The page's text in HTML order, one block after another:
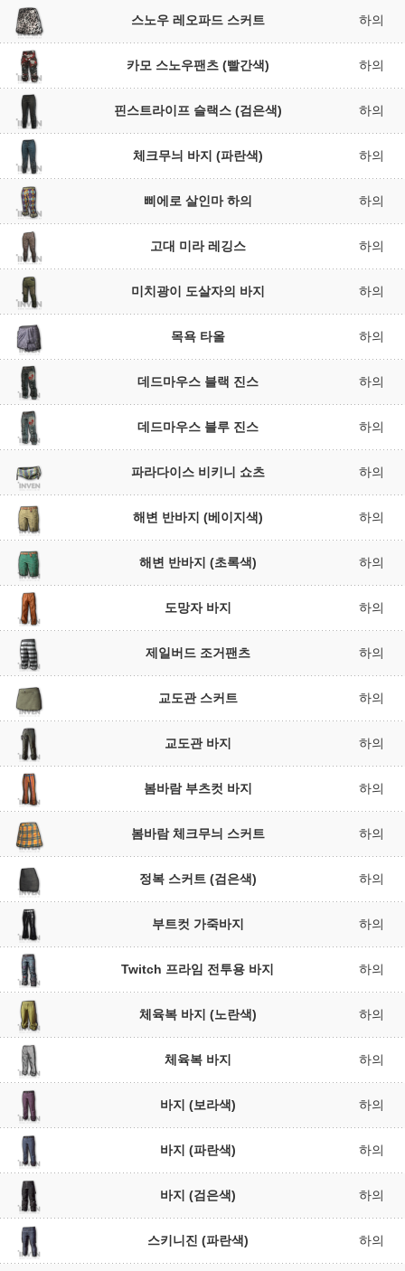
스노우 레오파드 스커트 하의
카모 스노우팬츠 (빨간색) 하의
핀스트라이프 슬랙스 (검은색) 하의
체크무늬 바지 (파란색) 하의
삐에로 살인마 하의 하의
고대 미라 레깅스 하의
미치광이 도살자의 바지 하의
목욕 타올 하의
데드마우스 블랙 진스 하의
데드마우스 블루 진스 하의
파라다이스 비키니 쇼츠 하의
해변 반바지 (베이지색) 하의
해변 반바지 (초록색) 하의
도망자 바지 하의
제일버드 조거팬츠 하의
교도관 스커트 하의
교도관 바지 하의
봄바람 부츠컷 바지 하의
봄바람 체크무늬 스커트 하의
정복 스커트 (검은색) 하의
부트컷 가죽바지 하의
Twitch 프라임 전투용 바지 하의
체육복 바지 (노란색) 하의
체육복 바지 하의
바지 (보라색) 하의
바지 (파란색) 하의
바지 (검은색) 하의
스키니진 (파란색) 하의